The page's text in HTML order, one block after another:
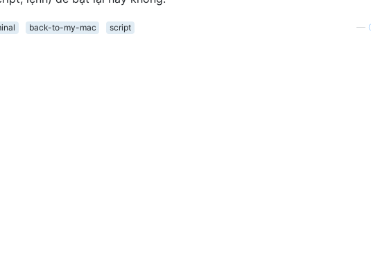
back-to-my-mac script —